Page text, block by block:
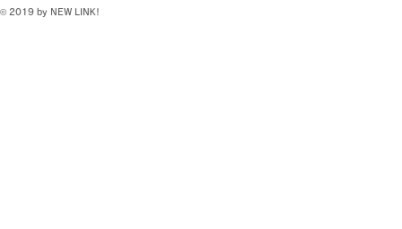
© 2019 by NEW LINK!